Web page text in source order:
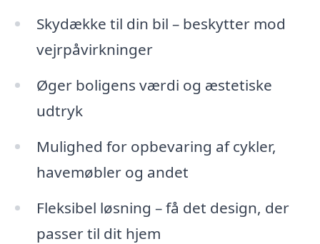
Skydække til din bil – beskytter mod
vejrpåvirkninger
Øger boligens værdi og æstetiske
udtryk
Mulighed for opbevaring af cykler,
havemøbler og andet
Fleksibel løsning – få det design, der
passer til dit hjem